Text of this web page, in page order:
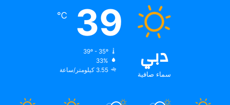
دبي
سماء صافية
39
℃
39º - 35º
33%
3.55 كيلومتر/ساعة